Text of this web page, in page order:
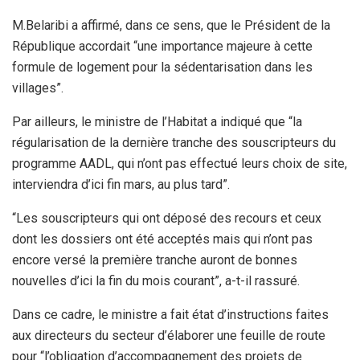
M.Belaribi a affirmé, dans ce sens, que le Président de la
République accordait “une importance majeure à cette
formule de logement pour la sédentarisation dans les
villages”.
Par ailleurs, le ministre de l’Habitat a indiqué que “la
régularisation de la dernière tranche des souscripteurs du
programme AADL, qui n’ont pas effectué leurs choix de site,
interviendra d’ici fin mars, au plus tard”.
“Les souscripteurs qui ont déposé des recours et ceux
dont les dossiers ont été acceptés mais qui n’ont pas
encore versé la première tranche auront de bonnes
nouvelles d’ici la fin du mois courant”, a-t-il rassuré.
Dans ce cadre, le ministre a fait état d’instructions faites
aux directeurs du secteur d’élaborer une feuille de route
pour “l’obligation d’accompagnement des projets de